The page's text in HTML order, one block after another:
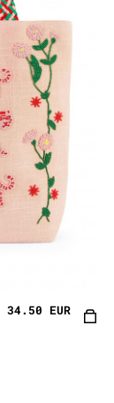
34.50 EUR